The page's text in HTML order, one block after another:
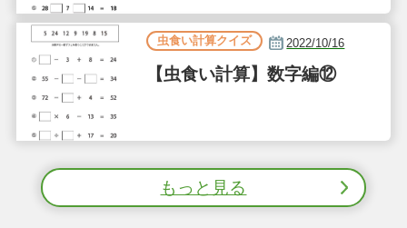
虫食い計算クイズ 2022/10/16
【虫食い計算】数字編⑫
もっと見る